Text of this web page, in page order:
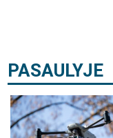
PASAULYJE